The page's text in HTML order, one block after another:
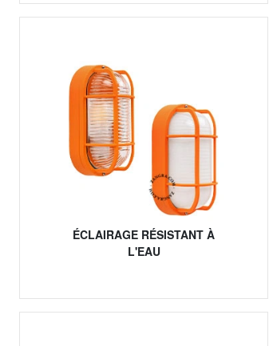
ÉCLAIRAGE RÉSISTANT À
L'EAU